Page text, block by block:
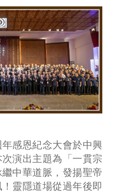
感恩紀念大會於中興
演出主題為「一貫宗
中華道脈，發揚聖帝
靈隱道場從過年後即